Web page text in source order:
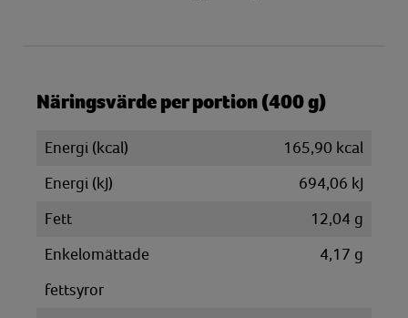
Näringsvärde per portion (400 g)
Energi (kcal)
165,90 kcal
Energi (kJ)
694,06 kJ
Fett
12,04 g
Enkelomättade
fettsyror
4,17 g